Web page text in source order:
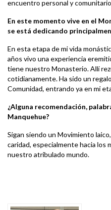
encuentro personal y
En este momento vive en el
se está dedicando
En esta etapa de mi vida
años vivo una experiencia
tiene nuestro Monasterio. Allí
cotidianamente. Ha sido un
Comunidad, entrando ya en mi
¿Alguna recomendación,
Manquehue?
Sigan siendo un Movimiento
caridad, especialmente hacia los
nuestro atribulado mundo.